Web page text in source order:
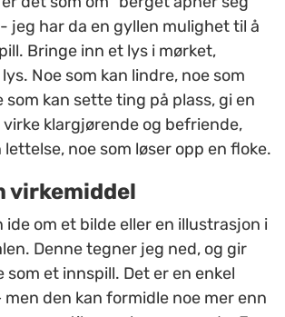
jeg har da en gyllen mulighet til å
Bringe inn et lys i mørket,
Noe som kan lindre, noe som
som kan sette ting på plass, gi en
klargjørende og befriende,
lettelse, noe som løser opp en floke.
virkemiddel
om et bilde eller en illustrasjon i
Denne tegner jeg ned, og gir
som et innspill. Det er en enkel
den kan formidle noe mer enn